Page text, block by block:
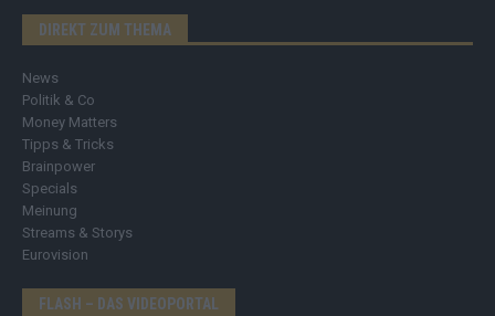
DIREKT ZUM THEMA
News
Politik & Co
Money Matters
Tipps & Tricks
Brainpower
Specials
Meinung
Streams & Storys
Eurovision
FLASH – DAS VIDEOPORTAL